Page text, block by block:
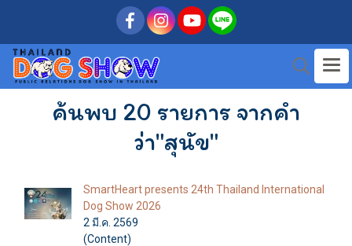
ค้นพบ 20 รายการ จากคำ
ว่า"สุนัข"
SmartHeart presents 24th Thailand International
Dog Show 2026
2 มี.ค. 2569
(Content)